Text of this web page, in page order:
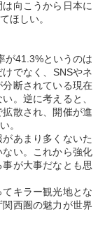
向こうから日本に
ほしい。
が41.3%というのは
でなく、SNSやネ
断されている現在
。逆に考えると、
散され、開催が進
。
あまり多くないた
い。これから強化
が大事だなとも思
キラー観光地とな
西圏の魅力が世界